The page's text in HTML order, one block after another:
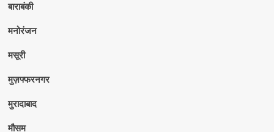
बाराबंकी
मनोरंजन
मसूरी
मुज़फ्फरनगर
मुरादाबाद
मौसम